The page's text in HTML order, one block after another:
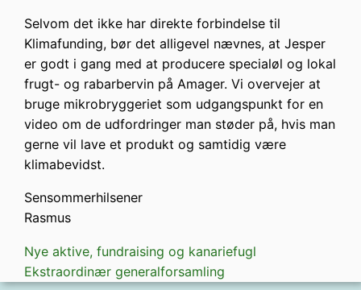
Selvom det ikke har direkte forbindelse til
Klimafunding, bør det alligevel nævnes, at Jesper
er godt i gang med at producere specialøl og lokal
frugt- og rabarbervin på Amager. Vi overvejer at
bruge mikrobryggeriet som udgangspunkt for en
video om de udfordringer man støder på, hvis man
gerne vil lave et produkt og samtidig være
klimabevidst.
Sensommerhilsener
Rasmus
Nye aktive, fundraising og kanariefugl
Ekstraordinær generalforsamling